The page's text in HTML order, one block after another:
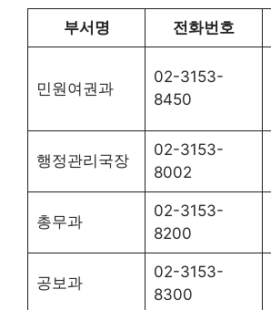
부서명 전화번호
민원여권과
02-3153-
8450
행정관리국장
02-3153-
8002
총무과
02-3153-
8200
공보과
02-3153-
8300